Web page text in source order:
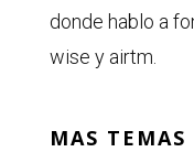
donde hablo a
wise y airtm.
MAS